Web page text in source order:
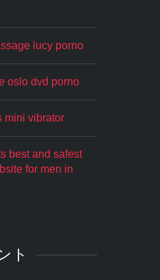
lucy porno
oslo dvd porno
mini vibrator
best and safest
for men in
ト